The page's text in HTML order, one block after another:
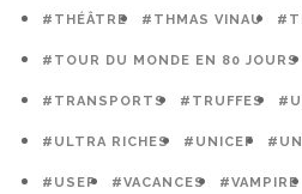
#THÉÂTRE #THMAS VINAU
#TOUR DU MONDE EN 80 JOURS
#TRANSPORTS #TRUFFES
#ULTRA RICHES #UNICEF
#USEP #VACANCES #VAMPIRE